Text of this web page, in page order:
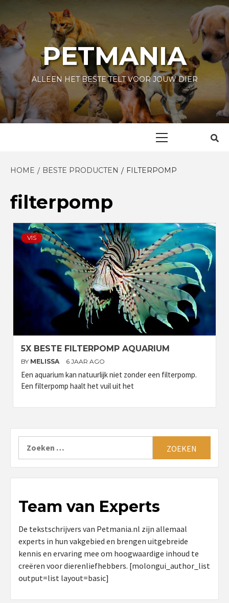
content
PETMANIA
ALLEEN HET BESTE TELT VOOR JOUW DIER
HOME BESTE PRODUCTEN FILTERPOMP
filterpomp
VIS
5X BESTE FILTERPOMP AQUARIUM
BY MELISSA 6 JAAR AGO
Een aquarium kan natuurlijk niet zonder een filterpomp.
Een filterpomp haalt het vuil uit het
Team van Experts
De tekstschrijvers van Petmania.nl zijn allemaal
experts in hun vakgebied en brengen uitgebreide
kennis en ervaring mee om hoogwaardige inhoud te
creëren voor dierenliefhebbers. [molongui_author_list
output=list layout=basic]